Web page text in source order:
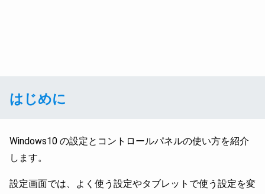
はじめに
Windows10 の設定とコントロールパネルの使い方を紹介
します。
設定画面では、よく使う設定やタブレットで使う設定を変